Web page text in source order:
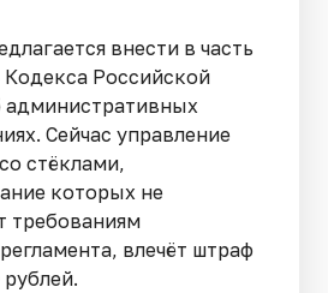
внести в часть
Кодекса Российской
Сейчас управление
стёклами,
которых не
требованиям
влечёт штраф